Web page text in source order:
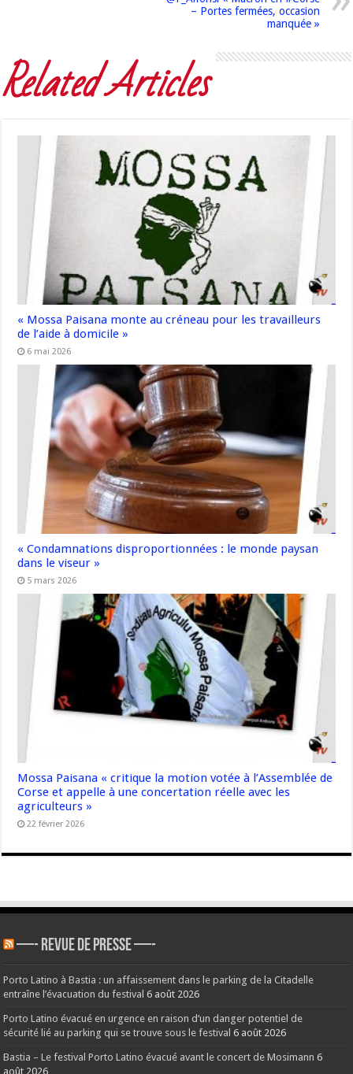
– Portes fermées, occasion
manquée »
Related Articles
« Mossa Paisana monte au créneau pour les travailleurs
de l’aide à domicile »
6 mai 2026
« Condamnations disproportionnées : le monde paysan
dans le viseur »
5 mars 2026
Mossa Paisana « critique la motion votée à l’Assemblée de
Corse et appelle à une concertation réelle avec les
agriculteurs »
22 février 2026
—- REVUE DE PRESSE —-
Porto Latino à Bastia : un affaissement dans le parking de la Citadelle
entraîne l’évacuation du festival 6 août 2026
Porto Latino évacué en urgence en raison d’un danger potentiel de
sécurité lié au parking qui se trouve sous le festival 6 août 2026
Bastia – Le festival Porto Latino évacué avant le concert de Mosimann 6
août 2026